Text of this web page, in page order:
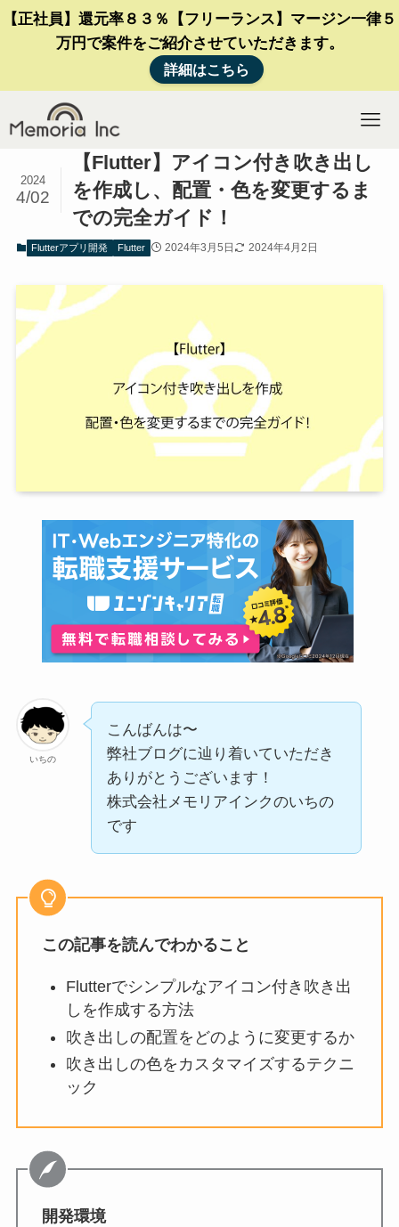
【正社員】還元率８３％【フリーランス】マージン一律５
万円で案件をご紹介させていただきます。
詳細はこちら
【Flutter】アイコン付き吹き出し
を作成し、配置・色を変更するま
での完全ガイド！
2024
4/02
Flutterアプリ開発 Flutter 2024年3月5日 2024年4月2日
いちの
こんばんは〜
弊社ブログに辿り着いていただき
ありがとうございます！
株式会社メモリアインクのいちの
です
この記事を読んでわかること
Flutterでシンプルなアイコン付き吹き出
しを作成する方法
吹き出しの配置をどのように変更するか
吹き出しの色をカスタマイズするテクニ
ック
開発環境